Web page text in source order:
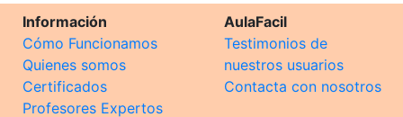
Información
Cómo Funcionamos
Quienes somos
Certificados
Profesores Expertos
AulaFacil
Testimonios de
nuestros usuarios
Contacta con nosotros